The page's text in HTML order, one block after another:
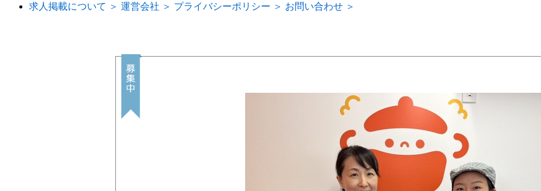
求人掲載について ＞ 運営会社 ＞ プライバシーポリシー ＞ お問い合わせ ＞